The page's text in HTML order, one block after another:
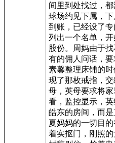
间里到处找过，
球场约见下属，
到账，已经设了
列出一个名单，
股份。周妈由于
有的佣人问话，
素馨整理床铺的
现了那枚戒指，
母，英母要求将
看，监控显示，
皓东的房间，而
夏妈妈的一切目
着实抠门，刚照